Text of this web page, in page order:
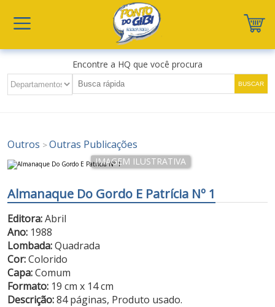
Encontre a HQ que você procura
Outros >Outras Publicações
Almanaque Do Gordo E Patrícia Nº 1
Editora:Abril
Ano: 1988
Lombada:Quadrada
Cor:Colorido
Capa:Comum
Formato: 19 cm x 14 cm
Descrição:84 páginas, Produto usado.